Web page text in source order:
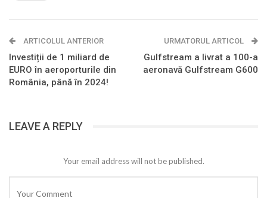
ARTICOLUL ANTERIOR
Investiții de 1 miliard de
EURO în aeroporturile din
România, până în 2024!
URMATORUL ARTICOL
Gulfstream a livrat a 100-a
aeronavă Gulfstream G600
LEAVE A REPLY
Your email address will not be published.